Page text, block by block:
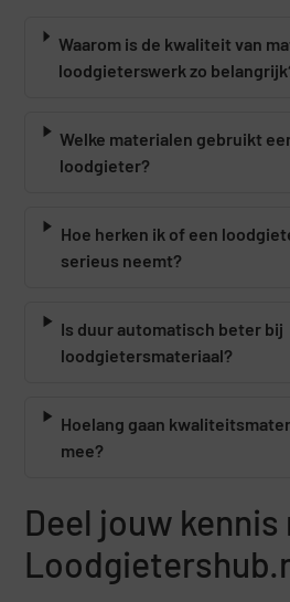
Waarom is de kwaliteit van
loodgieterswerk zo
Welke materialen gebruikt
loodgieter?
Hoe herken ik of een
serieus neemt?
Is duur automatisch beter bij
loodgietersmateriaal?
Hoelang gaan
mee?
Deel jouw kennis